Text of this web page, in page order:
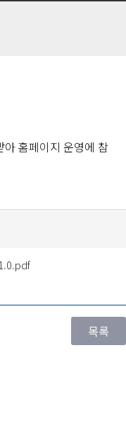
홈페이지 운영에 참